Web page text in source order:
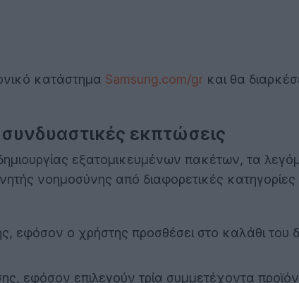
κατάστημα Samsung.com/gr και θα
εκπτώσεις
εξατομικευμένων πακέτων, τα
νοημοσύνης από διαφορετικές
εφόσον ο χρήστης προσθέσει στο καλάθι
εφόσον επιλεγούν τρία συμμετέχοντα